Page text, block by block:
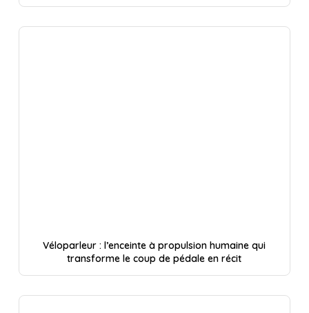
Véloparleur : l’enceinte à propulsion humaine qui
transforme le coup de pédale en récit